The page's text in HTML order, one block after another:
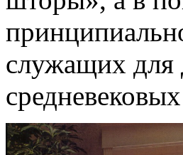
служащих для